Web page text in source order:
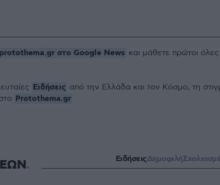
protothema.gr στο Google News και μάθετε πρώτοι όλες
Ειδήσεις από την Ελλάδα και τον Κόσμο, τη
Protothema.gr
ΕιδήσειςΔημοφιλή